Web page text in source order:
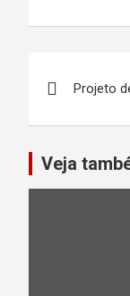
de
Post
Projeto
Veja